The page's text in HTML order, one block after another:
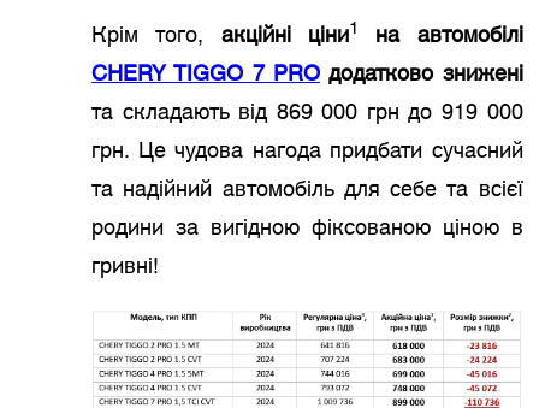
Крім того, акційні ціни1
на автомобілі
CHERY TIGGO 7 PRO додатково знижені
та складають від 869 000 грн до 919 000
грн. Це чудова нагода придбати сучасний
та надійний автомобіль для себе та всієї
родини за вигідною фіксованою ціною в
гривні!